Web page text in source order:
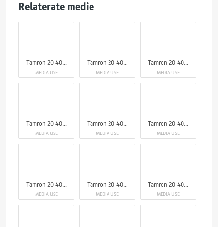
Relaterate medie
Tamron 20-40mm F/2.8 Di III VXD
MEDIA USE
Tamron 20-40mm F/2.8 Di III VXD
MEDIA USE
Tamron 20-40mm F/2.8 Di III VXD
MEDIA USE
Tamron 20-40mm F/2.8 Di III VXD
MEDIA USE
Tamron 20-40mm F/2.8 Di III VXD
MEDIA USE
Tamron 20-40mm F/2.8 Di III VXD
MEDIA USE
Tamron 20-40mm F/2.8 Di III VXD
MEDIA USE
Tamron 20-40mm F/2.8 Di III VXD
MEDIA USE
Tamron 20-40mm F/2.8 Di III VXD
MEDIA USE